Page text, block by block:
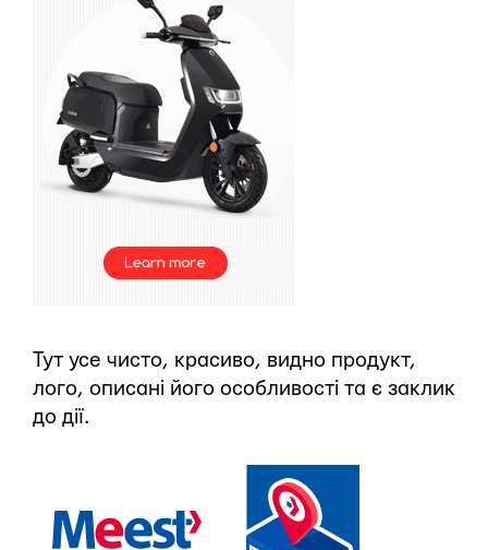
Тут усе чисто, красиво, видно продукт,
лого, описані його особливості та є заклик
до дії.